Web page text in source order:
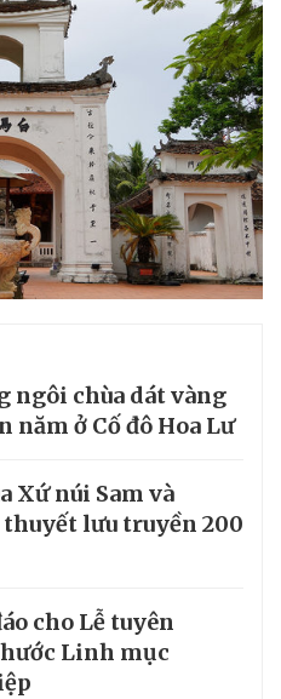
ngôi chùa dát vàng
ở Cố đô Hoa Lư
Xứ núi Sam và
lưu truyền 200
cho Lễ tuyên
Linh mục